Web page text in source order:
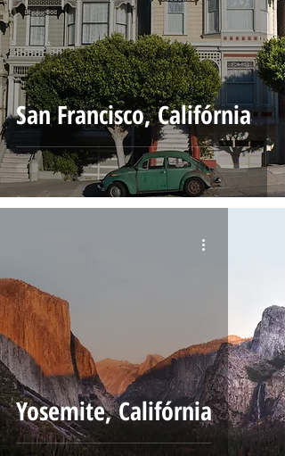
San Francisco, Califórnia
Yosemite, Califórnia